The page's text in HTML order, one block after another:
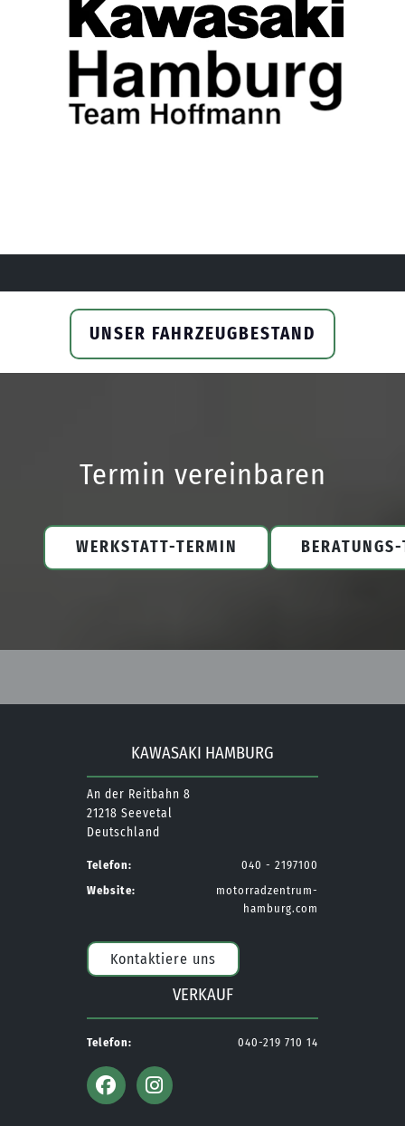
UNSER FAHRZEUGBESTAND
Termin vereinbaren
WERKSTATT-TERMIN
KAWASAKI HAMBURG
An der Reitbahn 8
21218 Seevetal
Deutschland
Telefon:
040 - 2197100
Website:
motorradzentrum-
hamburg.com
Kontaktiere uns
VERKAUF
Telefon: 040-219 710 14